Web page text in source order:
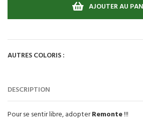
AJOUTER AU
AUTRES COLORIS :
DESCRIPTION
Pour se sentir libre, adopterRemonte!!!